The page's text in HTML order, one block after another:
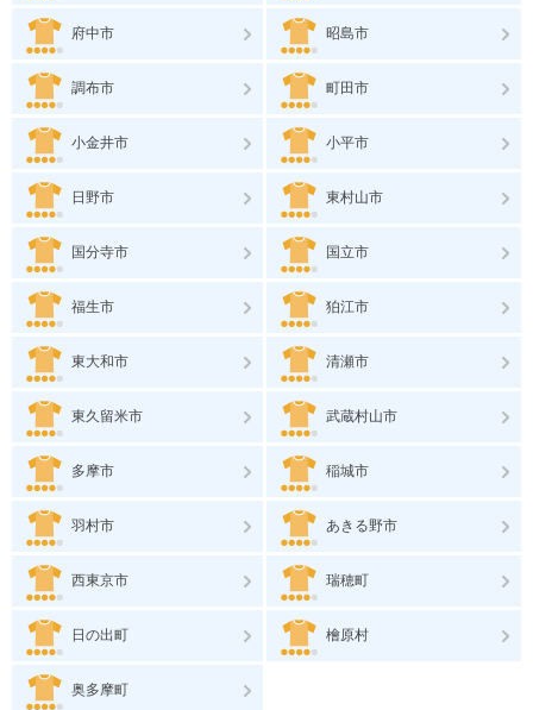
府中市 昭島市
調布市 町田市
小金井市 小平市
日野市 東村山市
国分寺市 国立市
福生市 狛江市
東大和市 清瀬市
東久留米市 武蔵村山市
多摩市 稲城市
羽村市 あきる野市
西東京市 瑞穂町
日の出町 檜原村
奥多摩町